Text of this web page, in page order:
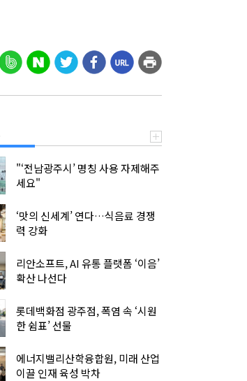
"‘전남광주시’ 명칭 사용 자제해주
세요"
‘맛의 신세계’ 연다…식음료 경쟁
력 강화
리안소프트, AI 유통 플랫폼 ‘이음’
확산 나선다
롯데백화점 광주점, 폭염 속 ‘시원
한 쉼표’ 선물
에너지밸리산학융합원, 미래 산업
이끌 인재 육성 박차